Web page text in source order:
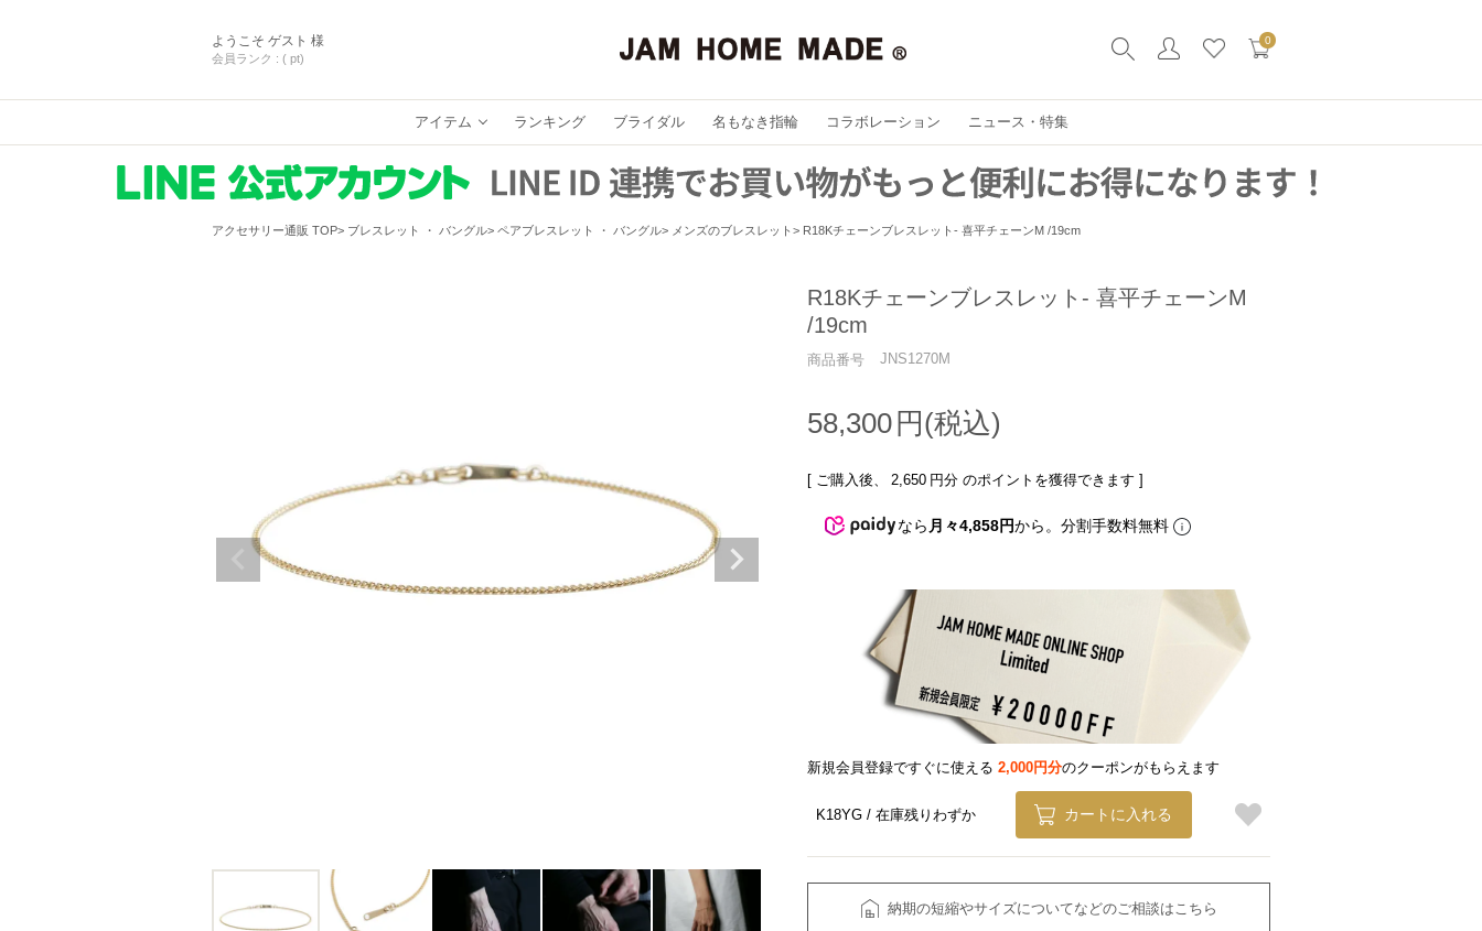
ようこそ ゲスト 様
会員ランク : ( pt)
0
アイテム ランキング ブライダル 名もなき指輪 コラボレーション ニュース・特集
アクセサリー通販 TOP ブレスレット ・ バングル ペアブレスレット ・ バングル メンズのブレスレット R18Kチェーンブレスレット- 喜平チェーンM /19cm
R18Kチェーンブレスレット- 喜平チェーンM
/19cm
商品番号 JNS1270M
58,300
[ ご購入後、 2,650 円分 のポイントを獲得できます ]
なら 月々4,858円から。分割手数料無料
新規会員登録ですぐに使える 2,000円分のクーポンがもらえます
K18YG 在庫残りわずか カートに入れる
納期の短縮やサイズについてなどのご相談はこちら